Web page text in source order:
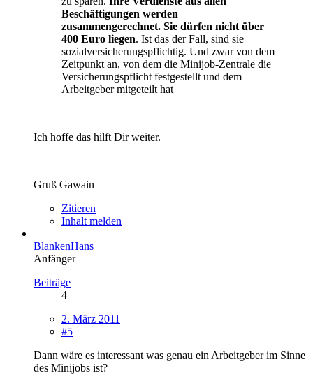
Beschäftigungen werden
zusammengerechnet. Sie dürfen nicht über
400 Euro liegen. Ist das der Fall, sind sie
sozialversicherungspflichtig. Und zwar von dem
Zeitpunkt an, von dem die Minijob-Zentrale die
Versicherungspflicht festgestellt und dem
Arbeitgeber mitgeteilt hat
Ich hoffe das hilft Dir weiter.
Gruß Gawain
Zitieren
Inhalt melden
BlankenHans
Anfänger
Beiträge
4
2. März 2011
#5
Dann wäre es interessant was genau ein Arbeitgeber im Sinne
des Minijobs ist?